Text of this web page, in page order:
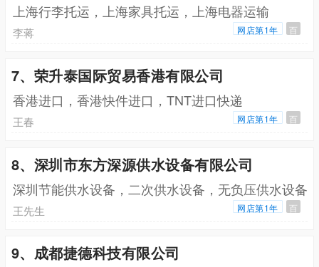
上海行李托运，上海家具托运，上海电器运输
李蒋 网店第1年 百
7、荣升泰国际贸易香港有限公司
香港进口，香港快件进口，TNT进口快递
王春 网店第1年 百
8、深圳市东方深源供水设备有限公司
深圳节能供水设备，二次供水设备，无负压供水设备
王先生 网店第1年 百
9、成都捷德科技有限公司